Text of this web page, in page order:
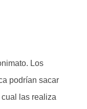
Los
podrían sacar
las realiza